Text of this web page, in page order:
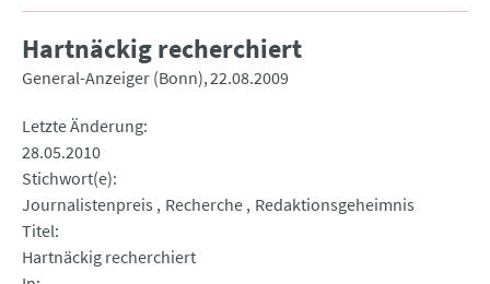
Hartnäckig recherchiert
General-Anzeiger (Bonn) 22.08.2009
Letzte Änderung
28.05.2010
Stichwort(e)
Journalistenpreis
Recherche Redaktionsgeheimnis
Titel
Hartnäckig recherchiert